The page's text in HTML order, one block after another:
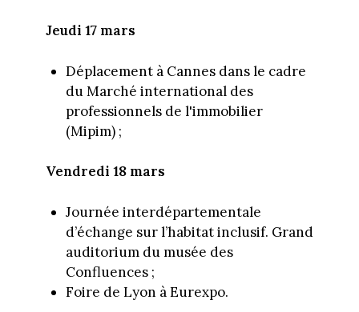
Jeudi 17 mars
Déplacement à Cannes dans le cadre
du Marché international des
professionnels de l'immobilier
(Mipim) ;
Vendredi 18 mars
Journée interdépartementale
d’échange sur l’habitat inclusif. Grand
auditorium du musée des
Confluences ;
Foire de Lyon à Eurexpo.